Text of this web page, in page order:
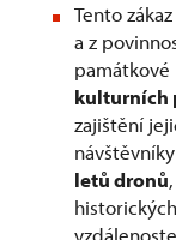
Tento
a z
památkové
kulturních
zajištění
letů dronů